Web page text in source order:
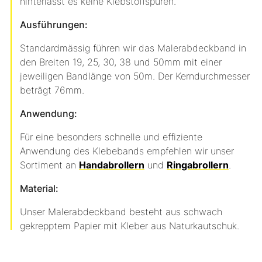
Ausführungen:
Standardmässig führen wir das Malerabdeckband in
den Breiten 19, 25, 30, 38 und 50mm mit einer
jeweiligen Bandlänge von 50m. Der Kerndurchmesser
beträgt 76mm.
Anwendung:
Für eine besonders schnelle und effiziente
Anwendung des Klebebands empfehlen wir unser
Sortiment an Handabrollern und Ringabrollern.
Material:
Unser Malerabdeckband besteht aus schwach
gekrepptem Papier mit Kleber aus Naturkautschuk.